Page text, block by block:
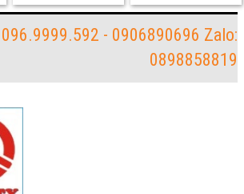
096.9999.592 - 0906890696 Zalo:
0898858819